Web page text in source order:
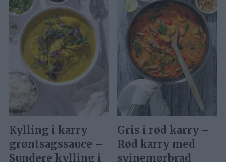
Kylling i karry
grøntsagssauce –
Sundere kylling i
Gris i rød karry –
Rød karry med
svinemørbrad